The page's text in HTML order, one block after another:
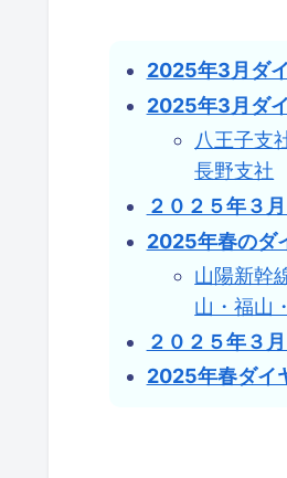
2025年3月ダ
2025年3月ダ
八王子支
長野支社
２０２５年３
2025年春のダ
山陽新幹
山・福山
２０２５年３
2025年春ダイ